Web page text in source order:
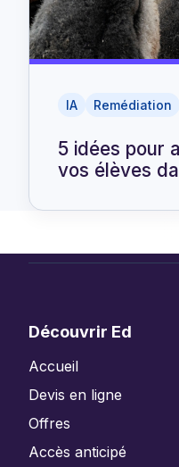
IA Remédiation
5 idées pour
vos élèves
Découvrir Ed
Accueil
Devis en ligne
Offres
Accès anticipé